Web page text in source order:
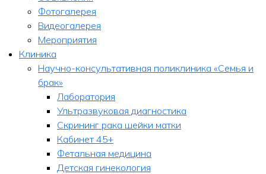
Фотогалерея
Видеогалерея
Мероприятия
Клиника
Научно-консультативная поликлиника «Семья и
брак»
Лаборатория
Ультразвуковая диагностика
Скрининг рака шейки матки
Кабинет 45+
Фетальная медицина
Детская гинекология